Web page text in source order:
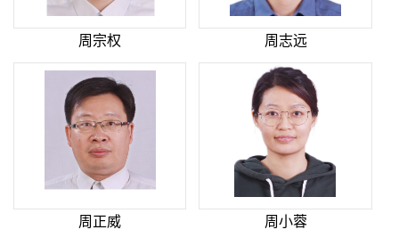
周宗权 周志远
周正威 周小蓉